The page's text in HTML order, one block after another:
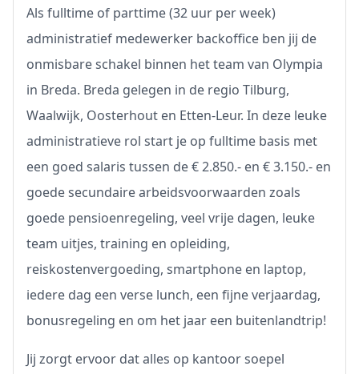
Als fulltime of parttime (32 uur per week)
administratief medewerker backoffice ben jij de
onmisbare schakel binnen het team van Olympia
in Breda. Breda gelegen in de regio Tilburg,
Waalwijk, Oosterhout en Etten-Leur. In deze leuke
administratieve rol start je op fulltime basis met
een goed salaris tussen de € 2.850.- en € 3.150.- en
goede secundaire arbeidsvoorwaarden zoals
goede pensioenregeling, veel vrije dagen, leuke
team uitjes, training en opleiding,
reiskostenvergoeding, smartphone en laptop,
iedere dag een verse lunch, een fijne verjaardag,
bonusregeling en om het jaar een buitenlandtrip!
Jij zorgt ervoor dat alles op kantoor soepel